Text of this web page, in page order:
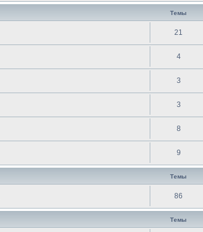
Темы
21
4
3
3
8
9
Темы
86
Темы